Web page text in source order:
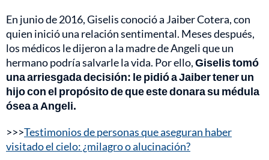
En junio de 2016, Giselis conoció a Jaiber Cotera, con
quien inició una relación sentimental. Meses después,
los médicos le dijeron a la madre de Angeli que un
hermano podría salvarle la vida. Por ello,Giselis tomó
una arriesgada decisión: le pidió a Jaiber tener un
hijo con el propósito de que este donara su médula
ósea a Angeli.
>>>Testimonios de personas que aseguran haber
visitado el cielo: ¿milagro o alucinación?